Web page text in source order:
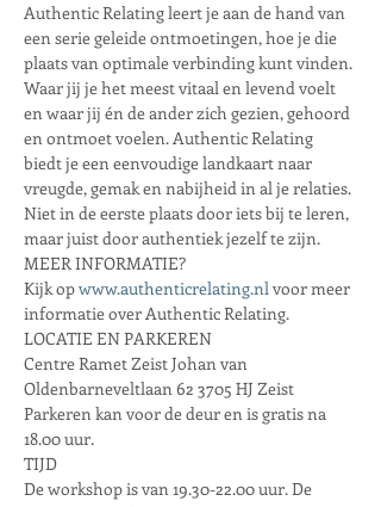
Authentic Relating leert je aan de hand van
een serie geleide ontmoetingen, hoe je die
plaats van optimale verbinding kunt vinden.
Waar jij je het meest vitaal en levend voelt
en waar jij én de ander zich gezien, gehoord
en ontmoet voelen. Authentic Relating
biedt je een eenvoudige landkaart naar
vreugde, gemak en nabijheid in al je relaties.
Niet in de eerste plaats door iets bij te leren,
maar juist door authentiek jezelf te zijn.
MEER INFORMATIE?
Kijk op www.authenticrelating.nl voor meer
informatie over Authentic Relating.
LOCATIE EN PARKEREN
Centre Ramet Zeist Johan van
Oldenbarneveltlaan 62 3705 HJ Zeist
Parkeren kan voor de deur en is gratis na
18.00 uur.
TIJD
De workshop is van 19.30-22.00 uur. De